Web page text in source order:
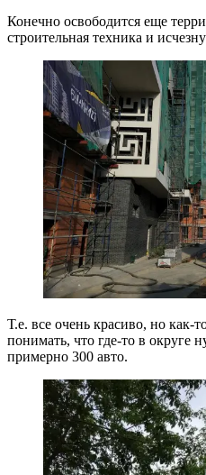
Конечно освободится еще
строительная техника и
Т.е. все очень красиво, но
понимать, что где-то в округе
примерно 300 авто.